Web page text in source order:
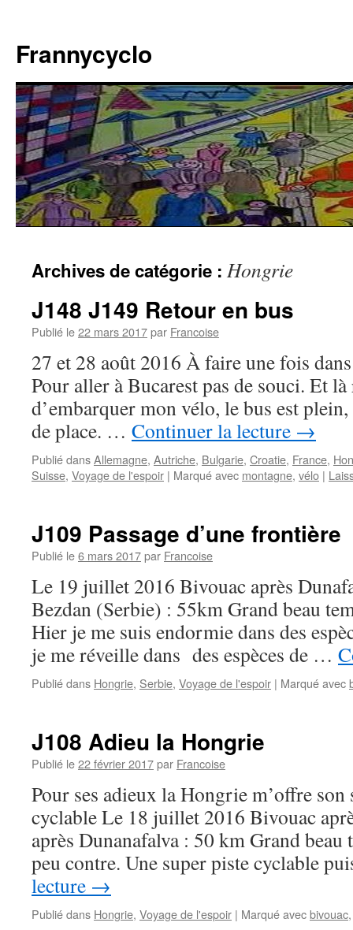
contenu
Frannycyclo
Archives de catégorie : Hongrie
J148 J149 Retour en bus
Publié le22 mars 2017par Francoise
27 et 28 août 2016 À faire une fois
Pour aller à Bucarest pas de souci. Et
d’embarquer mon vélo, le bus est
de place. … Continuer la lecture →
Publié dansAllemagne, Autriche, Bulgarie, Croatie, France,
Suisse, Voyage de l'espoir | Marqué avec montagne, vélo |
J109 Passage d’une frontière
Publié le6 mars 2017par Francoise
Le 19 juillet 2016 Bivouac après
Bezdan (Serbie) : 55km Grand beau
Hier je me suis endormie dans des
je me réveille dans des espèces de …
Publié dans Hongrie, Serbie, Voyage de l'espoir | Marqué avec
J108 Adieu la Hongrie
Publié le22 février 2017par Francoise
Pour ses adieux la Hongrie m’offre
cyclable Le 18 juillet 2016 Bivouac
après Dunanafalva : 50 km Grand beau
peu contre. Une super piste cyclable
lecture →
Publié dans Hongrie, Voyage de l'espoir | Marqué avecbivouac